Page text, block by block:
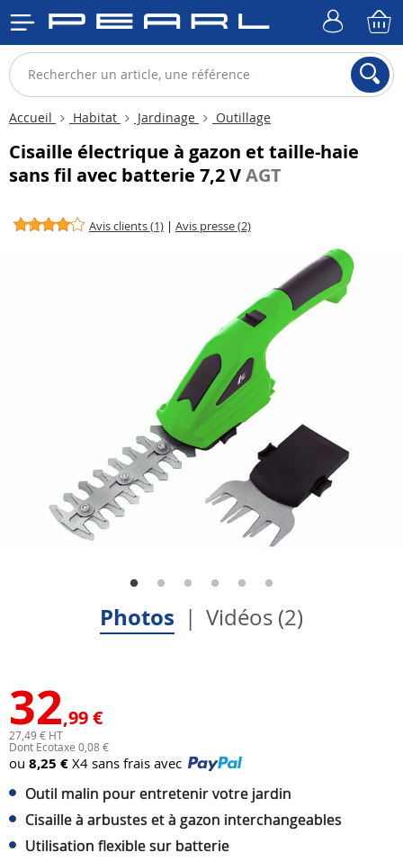
Accueil Habitat Jardinage Outillage
Cisaille électrique à gazon et taille-haie
sans fil avec batterie 7,2 VAGT
Avis clients (1) | Avis presse (2)
Photos Vidéos (2)
32,99 €
27,49 € HT
Dont Ecotaxe 0,08 €
ou 8,25 € X4 sans frais avec
Outil malin pour entretenir votre jardin
Cisaille à arbustes et à gazon interchangeables
Utilisation flexible sur batterie